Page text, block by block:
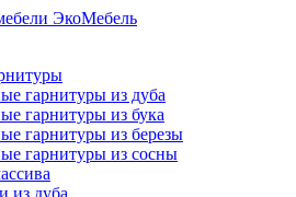
гарнитуры из дуба
гарнитуры из бука
гарнитуры из березы
гарнитуры из сосны
из дуба